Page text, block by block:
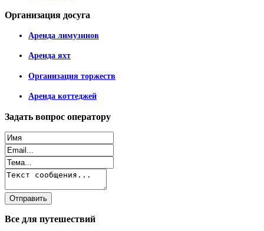
Организация досуга
Аренда лимузинов
Аренда яхт
Организация торжеств
Аренда коттеджей
Задать вопрос оператору
Все для путешествий